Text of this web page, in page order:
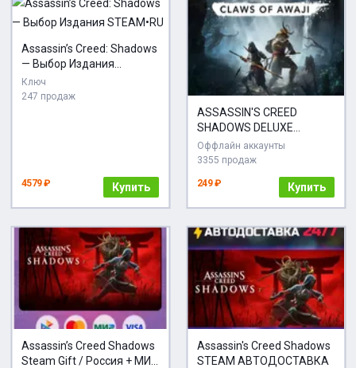
Assassin’s Creed: Shadows
— Выбор Издания
STEAM•RU
Ключ
247 продаж
4579 ₽ Купить
ASSASSIN'S CREED
SHADOWS DELUXE
EDITION + DLC: CLAWS OF
AWAJI | ВСЕ DLC И
Оффлайн аккаунты
3355 продаж
249 ₽ Купить
Assassin’s Creed Shadows
Steam Gift / Россия + МИР
Assassin's Creed Shadows
STEAM АВТОДОСТАВКА